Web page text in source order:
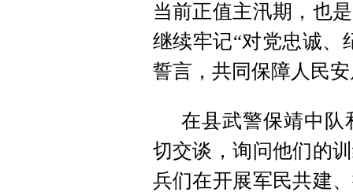
当前正值主汛期，也
继续牢记“对党忠诚、
誓言，共同保障人民
在县武警保靖中队
切交谈，询问他们的
兵们在开展军民共建